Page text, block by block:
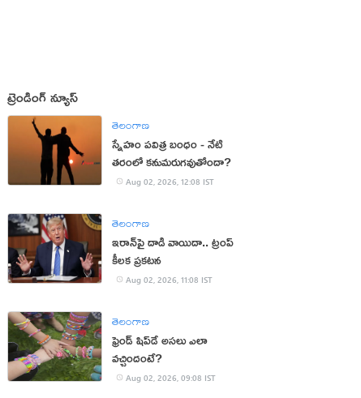
ట్రెండింగ్ న్యూస్
తెలంగాణ
స్నేహం పవిత్ర బంధం - నేటి
తరంలో కనుమరుగవుతోందా?
Aug 02, 2026, 12:08 IST
తెలంగాణ
ఇరాన్‌పై దాడి వాయిదా.. ట్రంప్
కీలక ప్రకటన
Aug 02, 2026, 11:08 IST
తెలంగాణ
ఫ్రెండ్ షిప్‌డే అసలు ఎలా
వచ్చిందంటే?
Aug 02, 2026, 09:08 IST